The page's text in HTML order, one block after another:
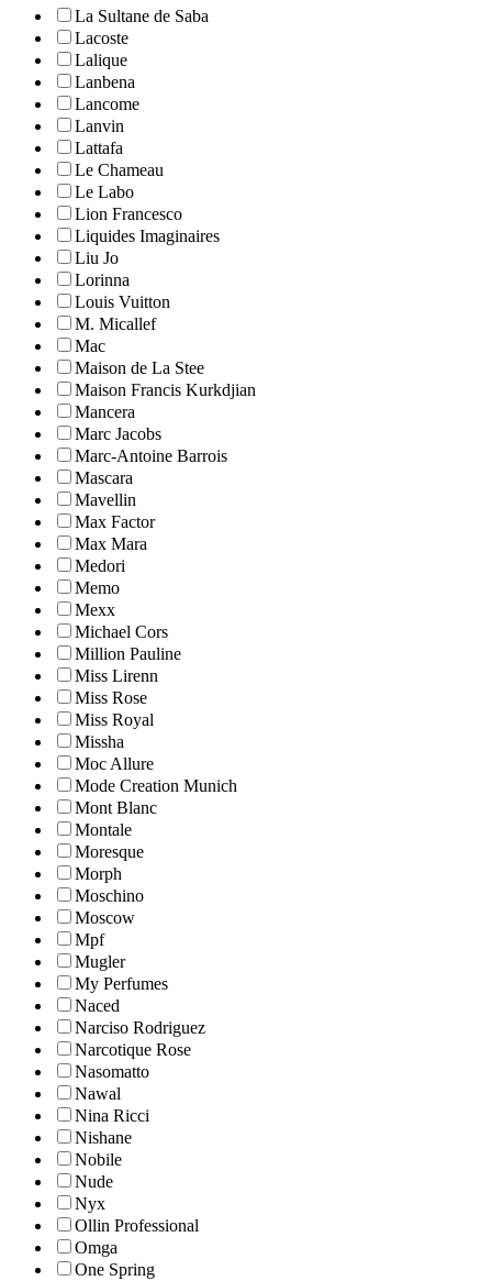
La Sultane de Saba
Lacoste
Lalique
Lanbena
Lancome
Lanvin
Lattafa
Le Chameau
Le Labo
Lion Francesco
Liquides Imaginaires
Liu Jo
Lorinna
Louis Vuitton
M. Micallef
Mac
Maison de La Stee
Maison Francis Kurkdjian
Mancera
Marc Jacobs
Marc-Antoine Barrois
Mascara
Mavellin
Max Factor
Max Mara
Medori
Memo
Mexx
Michael Cors
Million Pauline
Miss Lirenn
Miss Rose
Miss Royal
Missha
Moc Allure
Mode Creation Munich
Mont Blanc
Montale
Moresque
Morph
Moschino
Moscow
Mpf
Mugler
My Perfumes
Naced
Narciso Rodriguez
Narcotique Rose
Nasomatto
Nawal
Nina Ricci
Nishane
Nobile
Nude
Nyx
Ollin Professional
Omga
One Spring